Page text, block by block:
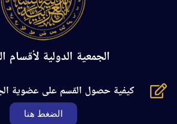
الجمعية الدولية لأقسام
كيفية حصول القسم على عضوية
الضغط هنا